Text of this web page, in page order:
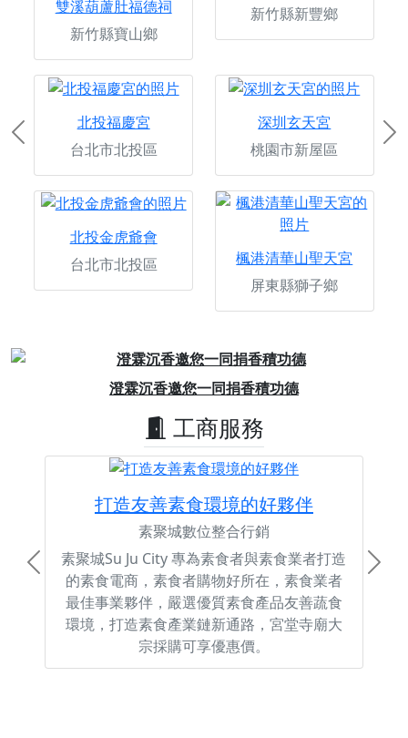
雙溪葫蘆肚福德祠
新竹縣寶山鄉
新竹縣新豐鄉
北投福慶宮
台北市北投區
深圳玄天宮
桃園市新屋區
北投金虎爺會
台北市北投區
楓港清華山聖天宮
屏東縣獅子鄉
Previous
澄霖沉香邀您一同捐香積功德
工商服務
打造友善素食環境的好夥伴
素聚城數位整合行銷
素聚城Su Ju City 專為素食者與素食業者打造
的素食電商，素食者購物好所在，素食業者
最佳事業夥伴，嚴選優質素食產品友善蔬食
環境，打造素食產業鏈新通路，宮堂寺廟大
宗採購可享優惠價。
Previous Next